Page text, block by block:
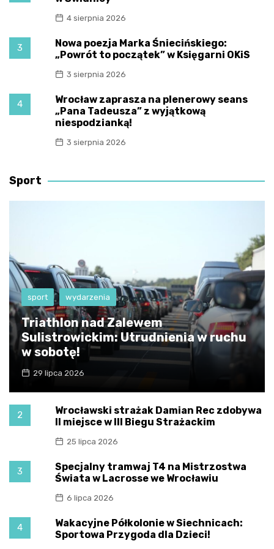
4 sierpnia 2026
3
Nowa poezja Marka Śniecińskiego:
„Powrót to początek” w Księgarni OKiS
3 sierpnia 2026
4
Wrocław zaprasza na plenerowy seans
„Pana Tadeusza” z wyjątkową
niespodzianką!
3 sierpnia 2026
Sport
sport wydarzenia
Triathlon nad Zalewem
Sulistrowickim: Utrudnienia w ruchu
w sobotę!
29 lipca 2026
2
Wrocławski strażak Damian Rec zdobywa
II miejsce w III Biegu Strażackim
25 lipca 2026
3
Specjalny tramwaj T4 na Mistrzostwa
Świata w Lacrosse we Wrocławiu
6 lipca 2026
4
Wakacyjne Półkolonie w Siechnicach:
Sportowa Przygoda dla Dzieci!